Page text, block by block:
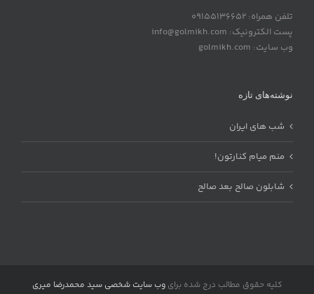
تلفن همراه: 09155136652
پست الکترونیک: info@golmikh.com
وب سایت: golmikh.com
نوشته‌های تازه
شب های ایران
منم میام کنارتون!
شابلون صالح بعد صالح
کلیه حقوق مطالب درج شده برایوب سایت شخصی سید محمدرضا میری